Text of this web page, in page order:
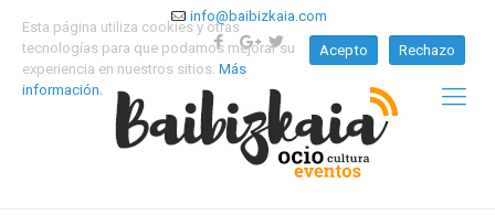
info@baibizkaia.com
Esta página utiliza cookies y otras
tecnologías para que podamos mejorar su
experiencia en nuestros sitios: Más
información.
Acepto Rechazo